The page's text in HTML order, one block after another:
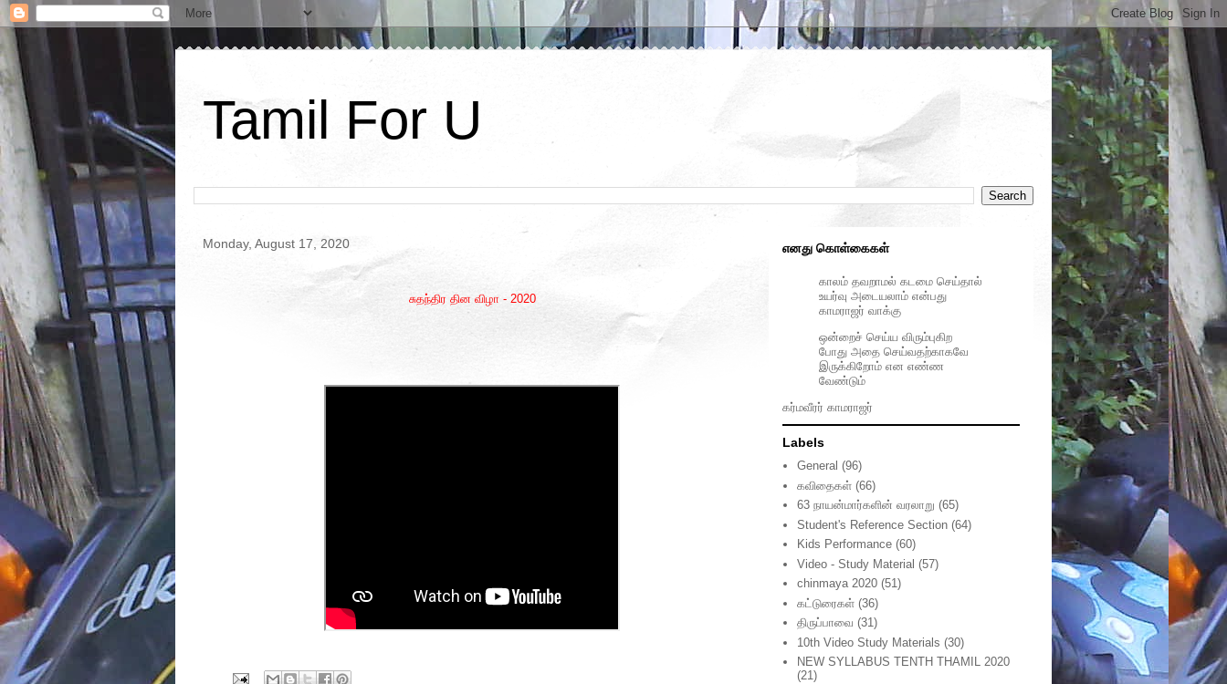
Tamil For U
Monday, August 17, 2020
சுதந்திர தின விழா - 2020
எனது கொள்கைகள்
காலம் தவறாமல் கடமை செய்தால்
உயர்வு அடையலாம் என்பது
காமராஜர் வாக்கு
ஒன்றைச் செய்ய விரும்புகிற
போது அதை செய்வதற்காகவே
இருக்கிறோம் என எண்ண
வேண்டும்
கர்மவீரர் காமராஜர்
Labels
General (96)
கவிதைகள் (66)
63 நாயன்மார்களின் வரலாறு (65)
Student's Reference Section (64)
Kids Performance (60)
Video - Study Material (57)
chinmaya 2020 (51)
கட்டுரைகள் (36)
திருப்பாவை (31)
10th Video Study Materials (30)
NEW SYLLABUS TENTH THAMIL 2020
(21)